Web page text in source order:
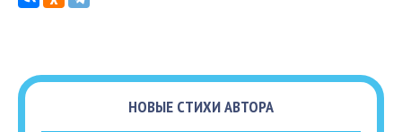
НОВЫЕ СТИХИ АВТОРА